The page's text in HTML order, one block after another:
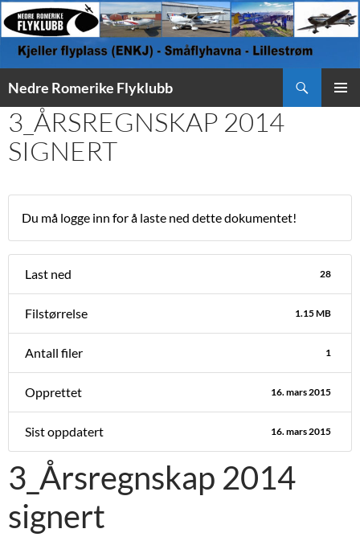
Nedre Romerike Flyklubb
TIL
INNHOLD
3_ÅRSREGNSKAP 2014
SIGNERT
Du må logge inn for å laste ned dette dokumentet!
Last ned 28
Filstørrelse 1.15 MB
Antall filer 1
Opprettet 16. mars 2015
Sist oppdatert 16. mars 2015
3_Årsregnskap 2014
signert